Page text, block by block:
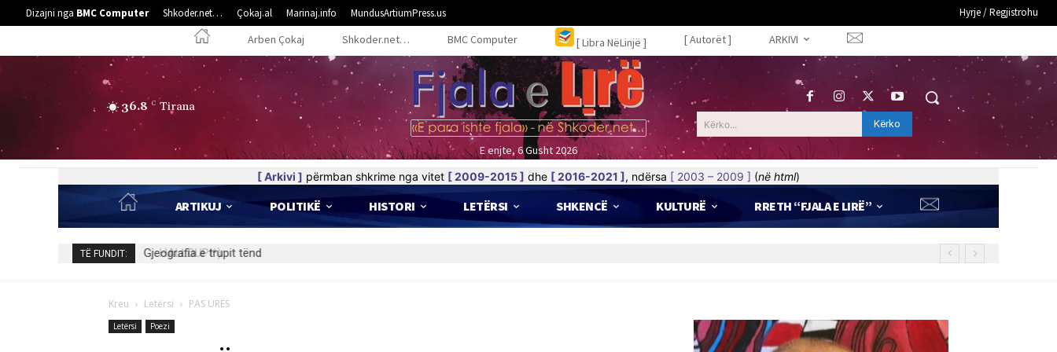
Dizajni nga BMC Computer Shkoder.net… Çokaj.al Marinaj.info MundusArtiumPress.us Hyrje / Regjistrohu
Arben Çokaj Shkoder.net… BMC Computer [ Libra NëLinjë ] [ Autorët ] ARKIVI
36.8 C Tirana
E enjte, 6 Gusht 2026
Kërko... Kërko
[ Arkivi ] përmban shkrime nga vitet [ 2009-2015 ] dhe [ 2016-2021 ], ndërsa [ 2003 – 2009 ] (në html)
ARTIKUJ POLITIKË HISTORI LETËRSI SHKENCË KULTURË RRETH “FJALA E LIRË”
TË FUNDIT: HALLDUPI*)
Kreu Letërsi PAS URËS
Letërsi Poezi